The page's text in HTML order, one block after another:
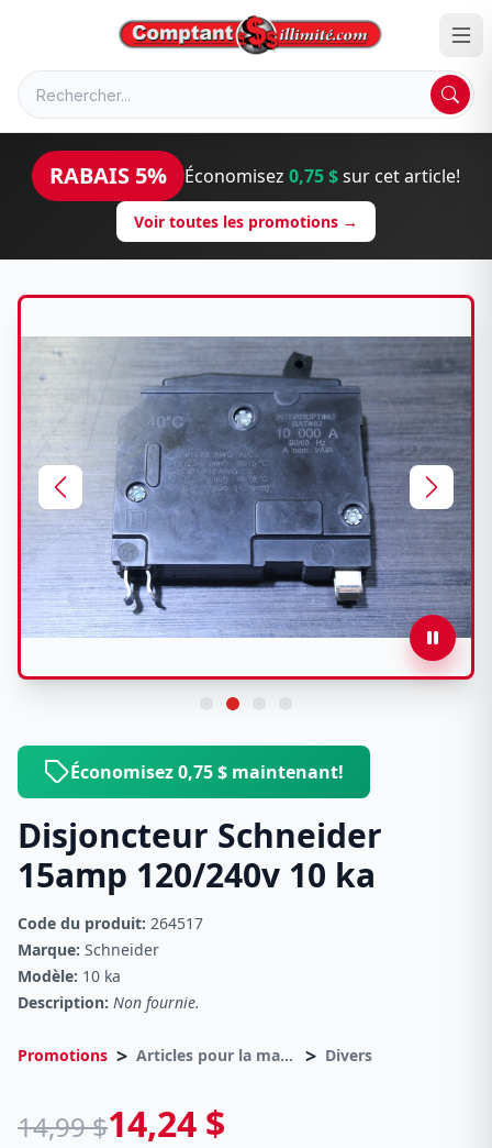
RABAIS 5% Économisez 0,75 $sur cet article!
Voir toutes les promotions →
Économisez 0,75 $ maintenant!
Disjoncteur Schneider
15amp 120/240v 10 ka
Code du produit: 264517
Marque: Schneider
Modèle: 10 ka
Description: Non fournie.
Promotions > Articles pour la maison > Divers
14,99 $14,24 $